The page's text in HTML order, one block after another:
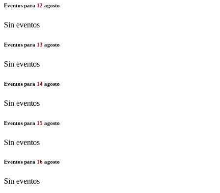
Eventos para 12 agosto
Sin eventos
Eventos para 13 agosto
Sin eventos
Eventos para 14 agosto
Sin eventos
Eventos para 15 agosto
Sin eventos
Eventos para 16 agosto
Sin eventos